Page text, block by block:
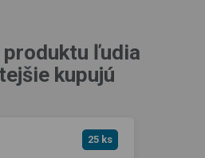
ľudia
kupujú
25 ks